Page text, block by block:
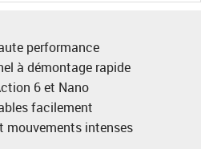
performance
à démontage rapide
6 et Nano
facilement
mouvements intenses